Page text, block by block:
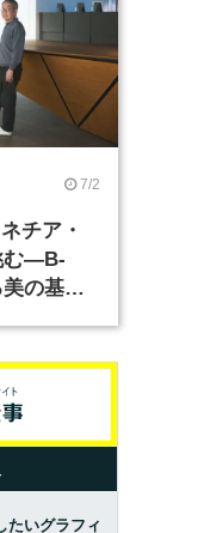
7/2
チア・
む―B-
の基準
たいグラフィ